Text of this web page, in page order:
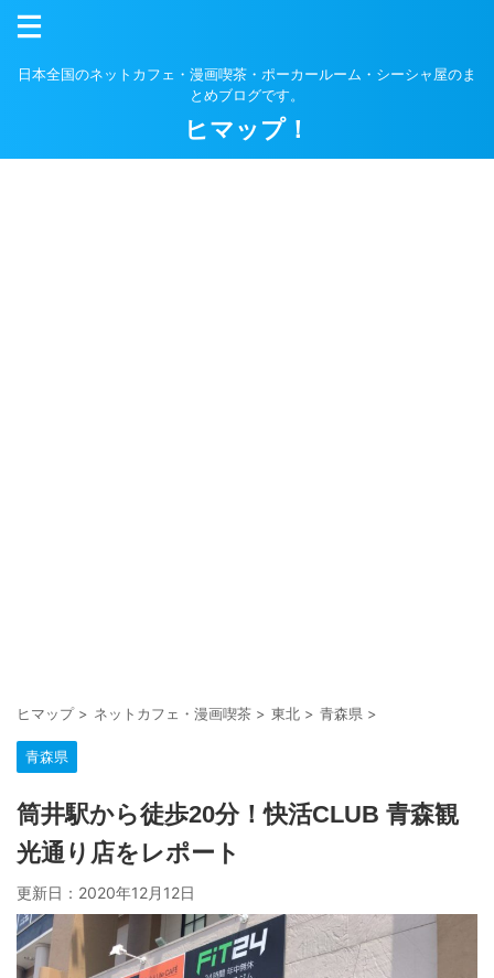
日本全国のネットカフェ・漫画喫茶・ポーカールーム・シーシャ屋のま
とめブログです。
ヒマップ！
ヒマップ> ネットカフェ・漫画喫茶 > 東北 > 青森県 >
青森県
筒井駅から徒歩20分！快活CLUB 青森観
光通り店をレポート
更新日： 2020年12月12日